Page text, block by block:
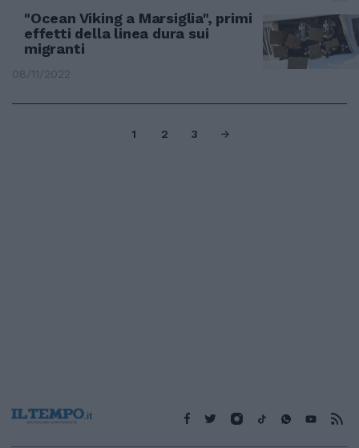
"Ocean Viking a Marsiglia", primi
effetti della linea dura sui
migranti
08/11/2022
1 2 3